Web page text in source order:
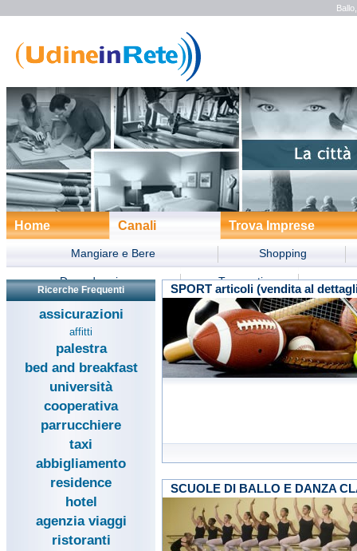
Home Canali Trova Imprese
Mangiare e Bere Shopping
Dove dormire Trasporti
Divertimento Turismo
Ricerche Frequenti
assicurazioni
affitti
palestra
bed and breakfast
università
cooperativa
parrucchiere
taxi
abbigliamento
residence
hotel
agenzia viaggi
ristoranti
SPORT articoli (vendita al
SCUOLE DI BALLO E DANZA